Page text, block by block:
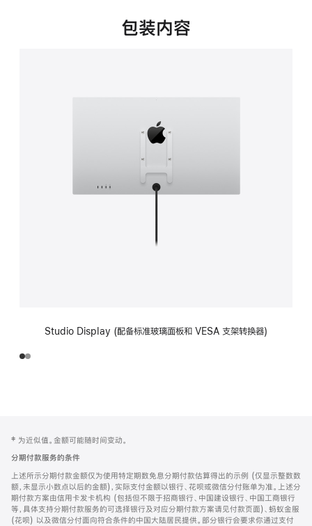
中
包装内容
Studio Display (配备标准玻璃面板和 VESA 支架转换器)
页
页
脚
注
‡ 为近似值。金额可能随时间变动。
分期付款服务的条件
上述所示分期付款金额仅为使用特定期数免息分期付款估算得出的示例 (仅显示整数数
额，未显示小数点以后的金额)，实际支付金额以银行、花呗或微信分付账单为准。上述分
期付款方案由信用卡发卡机构 (包括但不限于招商银行、中国建设银行、中国工商银行
等，具体支持分期付款服务的可选择银行及对应分期付款方案请见付款页面)、蚂蚁金服
(花呗) 以及微信分付面向符合条件的中国大陆居民提供。部分银行会要求你通过支付